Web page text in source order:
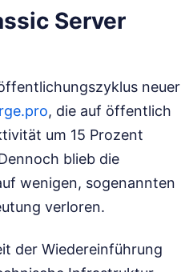
Server
neuer
, die auf öffentlich
um 15 Prozent
blieb die
wenigen, sogenannten
verloren.
der Wiedereinführung